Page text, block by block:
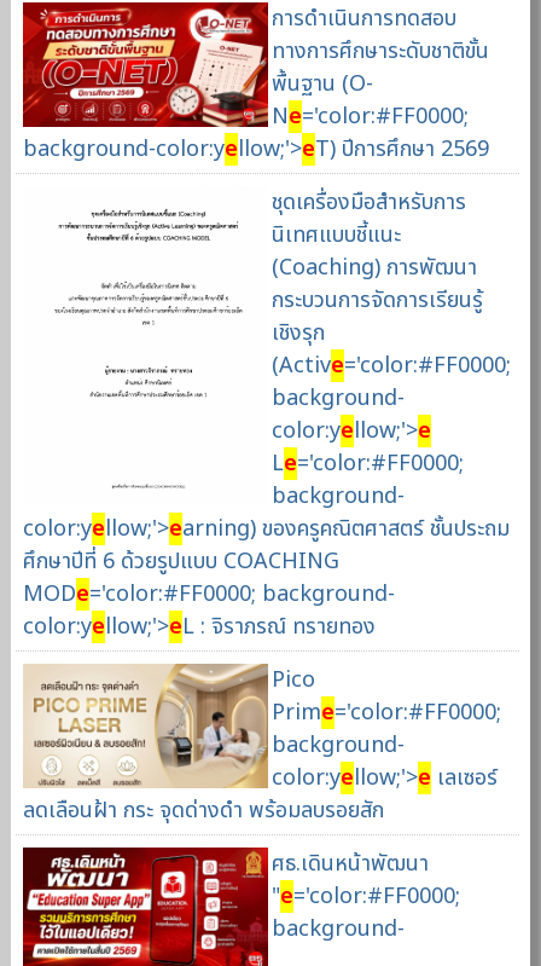
การดำเนินการทดสอบ
ทางการศึกษาระดับชาติขั้น
พื้นฐาน (O-
Ne='color:#FF0000;
background-color:yellow;'>eT) ปีการศึกษา 2569
ชุดเครื่องมือสําหรับการ
นิเทศแบบชี้แนะ
(Coaching) การพัฒนา
กระบวนการจัดการเรียนรู้
เชิงรุก
(Active='color:#FF0000;
background-
color:yellow;'>e
Le='color:#FF0000;
background-
color:yellow;'>earning) ของครูคณิตศาสตร์ ชั้นประถม
ศึกษาปีที่ 6 ด้วยรูปแบบ COACHING
MODe='color:#FF0000; background-
color:yellow;'>eL : จิราภรณ์ ทรายทอง
Pico
Prime='color:#FF0000;
background-
color:yellow;'>e เลเซอร์
ลดเลือนฝ้า กระ จุดด่างดำ พร้อมลบรอยสัก
ศธ.เดินหน้าพัฒนา
"e='color:#FF0000;
background-